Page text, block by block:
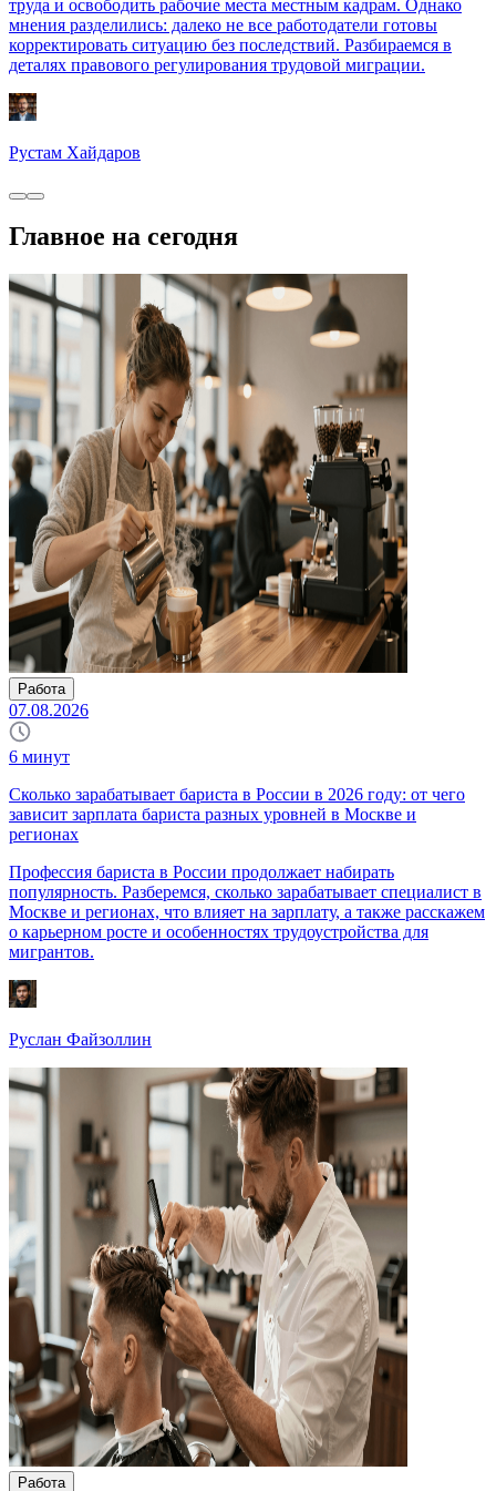
труда и освободить рабочие места местным кадрам. Однако
мнения разделились: далеко не все работодатели готовы
корректировать ситуацию без последствий. Разбираемся в
деталях правового регулирования трудовой миграции.
Рустам Хайдаров
Главное на сегодня
Работа
07.08.2026
6 минут
Сколько зарабатывает бариста в России в 2026 году: от чего
зависит зарплата бариста разных уровней в Москве и
регионах
Профессия бариста в России продолжает набирать
популярность. Разберемся, сколько зарабатывает специалист в
Москве и регионах, что влияет на зарплату, а также расскажем
о карьерном росте и особенностях трудоустройства для
мигрантов.
Руслан Файзоллин
Работа